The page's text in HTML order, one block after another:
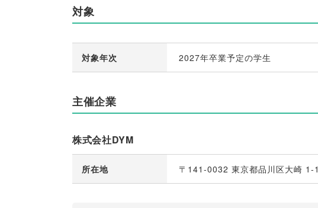
対象
対象年次 2027年卒業予定の学生
主催企業
株式会社DYM
所在地 〒141-0032 東京都品川区大崎 1-